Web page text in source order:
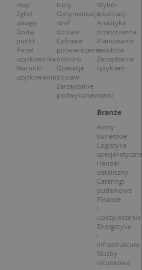
map
Zgłoś
uwagę
Dodaj
punkt
Panel
użytkownika
Warunki
użytkowania
trasy
Optymalizacja
stref
dostaw
Cyfrowe
potwierdzenie
odbioru
Operacje
dostaw
Zarządzanie
podwykonawcami
Wybór
lokalizacji
Analityka
przestrzenna
Planowanie
zasobów
Zarządzanie
ryzykiem
Branże
Firmy
kurierskie
Logistyka
specjalistyczna
Handel
detaliczny
Cateringi
pudełkowe
Finanse
i
ubezpieczenia
Energetyka
i
infrastruktura
Służby
ratunkowe
CookieScript
.targeo.pl
1 rok 1 miesiąc
1 rok
1 rok
przechowywania
Opis
Domena
.crossdomain.cookie-